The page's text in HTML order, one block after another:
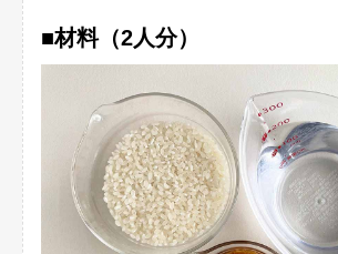
■材料（2人分）